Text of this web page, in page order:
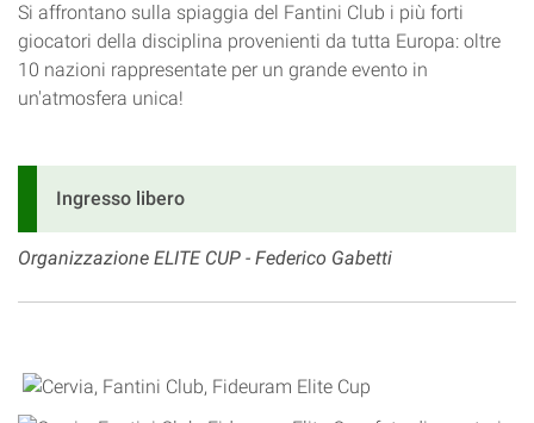
Si affrontano sulla spiaggia del Fantini Club i più forti
giocatori della disciplina provenienti da tutta Europa: oltre
10 nazioni rappresentate per un grande evento in
un'atmosfera unica!
Ingresso libero
Organizzazione ELITE CUP - Federico Gabetti